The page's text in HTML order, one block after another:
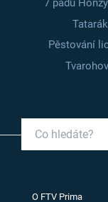
7 pádů
Pěstování
O FTV Prima